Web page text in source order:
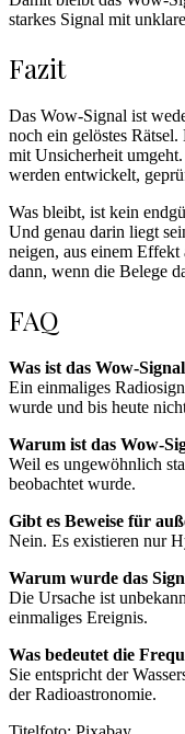
starkes Signal mit
Fazit
Das Wow-Signal ist
noch ein gelöstes
mit Unsicherheit
werden entwickelt,
Was bleibt, ist kein
Und genau darin liegt
neigen, aus einem Effekt
dann, wenn die Belege
FAQ
Was ist das Wow-
Ein einmaliges
wurde und bis heute
Warum ist das Wow-
Weil es ungewöhnlich
beobachtet wurde.
Gibt es Beweise für
Nein. Es existieren nur
Warum wurde das
Die Ursache ist
einmaliges Ereignis.
Was bedeutet die
Sie entspricht der
der Radioastronomie.